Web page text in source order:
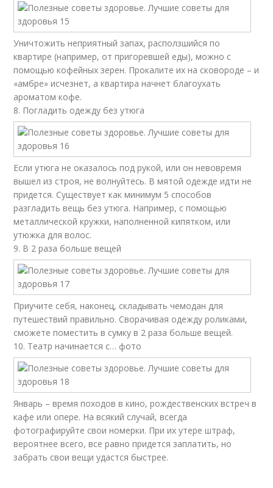
Уничтожить неприятный запах, расползшийся по
квартире (например, от пригоревшей еды), можно с
помощью кофейных зерен. Прокалите их на сковороде – и
«амбре» исчезнет, а квартира начнет благоухать
ароматом кофе.
8. Погладить одежду без утюга
Если утюга не оказалось под рукой, или он невовремя
вышел из строя, не волнуйтесь. В мятой одежде идти не
придется. Существует как минимум 5 способов
разгладить вещь без утюга. Например, с помощью
металлической кружки, наполненной кипятком, или
утюжка для волос.
9. В 2 раза больше вещей
Приучите себя, наконец, складывать чемодан для
путешествий правильно. Сворачивая одежду роликами,
сможете поместить в сумку в 2 раза больше вещей.
10. Театр начинается с… фото
Январь – время походов в кино, рождественских встреч в
кафе или опере. На всякий случай, всегда
фотографируйте свои номерки. При их утере штраф,
вероятнее всего, все равно придется заплатить, но
забрать свои вещи удастся быстрее.